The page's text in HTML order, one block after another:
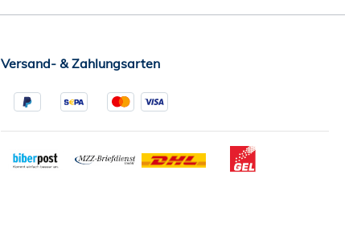
Versand- & Zahlungsarten